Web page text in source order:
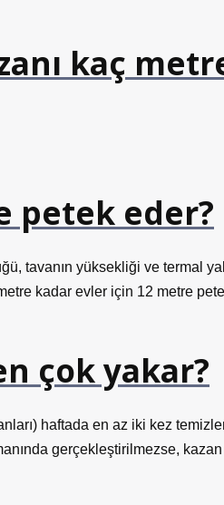
kaç
petek eder?
tavanın yüksekliği ve termal
kadar evler için 12 metre
çok yakar?
haftada en az iki kez
gerçekleştirilmezse,